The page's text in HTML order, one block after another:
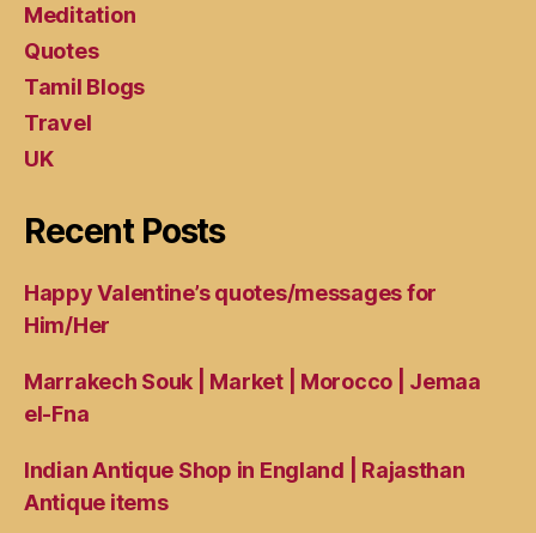
Meditation
Quotes
Tamil Blogs
Travel
UK
Recent Posts
Happy Valentine’s quotes/messages for
Him/Her
Marrakech Souk | Market | Morocco | Jemaa
el-Fna
Indian Antique Shop in England | Rajasthan
Antique items